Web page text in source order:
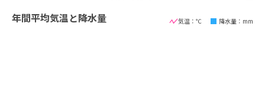
年間平均気温と降水量 気温：℃ 降水量：mm